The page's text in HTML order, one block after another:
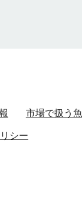
市場で扱う魚
シー